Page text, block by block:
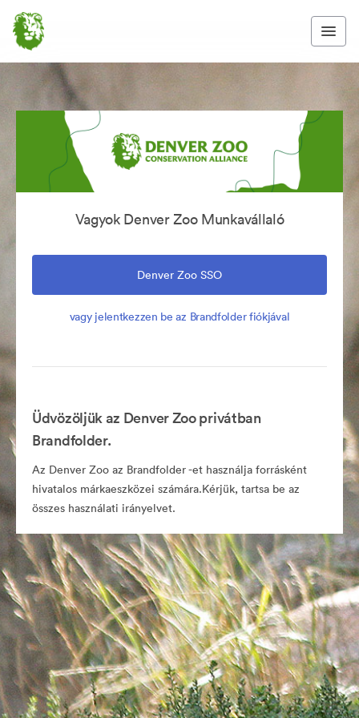
Vagyok Denver Zoo Munkavállaló
Denver Zoo SSO
vagy jelentkezzen be az Brandfolder fiókjával
Üdvözöljük az Denver Zoo privátban
Brandfolder.
Az Denver Zoo az Brandfolder -et használja forrásként
hivatalos márkaeszközei számára.Kérjük, tartsa be az
összes használati irányelvet.